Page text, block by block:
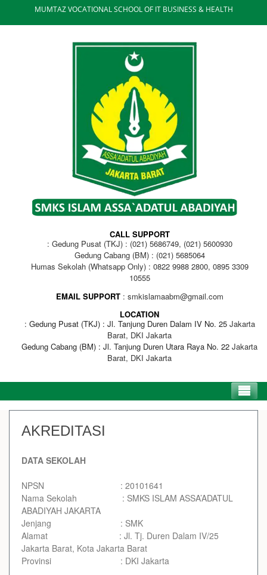
MUMTAZ VOCATIONAL SCHOOL OF IT BUSINESS & HEALTH
CALL SUPPORT
Gedung Pusat (TKJ) : (021) 5686749, (021) 5600930
Gedung Cabang (BM) : (021) 5685064
Humas Sekolah (Whatsapp Only) : 0822 9988 2800, 0895 3309
10555
EMAIL SUPPORT
smkislamaabm@gmail.com
LOCATION
Gedung Pusat (TKJ) : Jl. Tanjung Duren Dalam IV No. 25Jakarta
Barat, DKI Jakarta
Gedung Cabang (BM) : Jl. Tanjung Duren Utara Raya No. 22 Jakarta
Barat, DKI Jakarta
AKREDITASI
DATA SEKOLAH
NPSN : 20101641
Nama Sekolah : SMKS ISLAM ASSA’ADATUL
ABADIYAH JAKARTA
Jenjang : SMK
Alamat : Jl. Tj. Duren Dalam IV/25
Jakarta Barat, Kota Jakarta Barat
Provinsi : DKI Jakarta